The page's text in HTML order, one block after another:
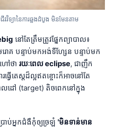
វិទ្យានៃការឆ្លងដំបូង មិនមែនតាម
នៅតែត្រឹមត្រូវផ្នែកព្យាបាល៖
គ បន្ទាប់មកអង់ទីហ្សែន បន្ទាប់មក
ៅថា រយៈពេល eclipse, ជាញឹក
រធ្វើតេស្តដ៏ល្អឥតខ្ចោះក៏អាចនៅតែ
ោលដៅ (target) តិចពេកនៅក្នុង
ប់អ្នកជំងឺកុំឲ្យច្រឡំ 'មិនទាន់មាន